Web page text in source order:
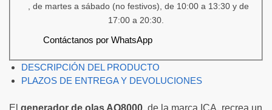
, de martes a sábado (no festivos), de 10:00 a 13:30 y de
17:00 a 20:30.
Contáctanos por WhatsApp
DESCRIPCIÓN DEL PRODUCTO
PLAZOS DE ENTREGA Y DEVOLUCIONES
El generador de olas AQ8000, de la marca ICA, recrea un